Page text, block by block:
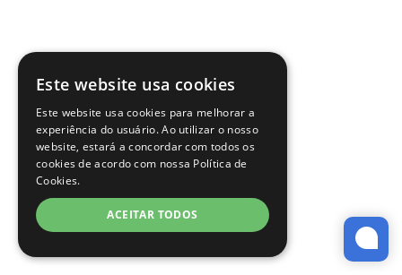
Este website usa cookies
Este website usa cookies para melhorar a
experiência do usuário. Ao utilizar o nosso
website, estará a concordar com todos os
cookies de acordo com nossa Política de
Cookies.
ACEITAR TODOS